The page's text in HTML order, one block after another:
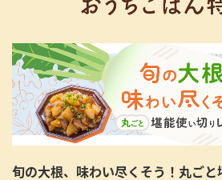
旬の大根、味わい尽くそう！丸ご